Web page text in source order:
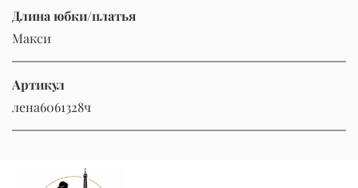
Длина юбки/платья
Макси
Артикул
лена6061328ч